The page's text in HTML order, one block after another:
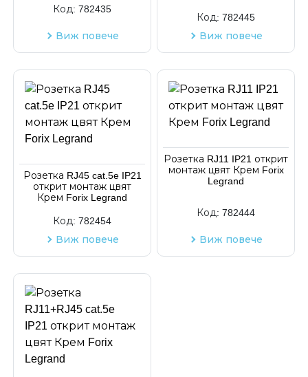
Код: 782435
Виж повече
Код: 782445
Виж повече
Розетка RJ45 cat.5e IP21
открит монтаж цвят
Крем Forix Legrand
Код: 782454
Виж повече
Розетка RJ11 IP21 открит
монтаж цвят Крем Forix
Legrand
Код: 782444
Виж повече